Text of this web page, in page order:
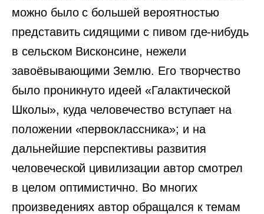
можно было с большей вероятностью
представить сидящими с пивом где-нибудь
в сельском Висконсине, нежели
завоёвывающими Землю. Его творчество
было проникнуто идеей «Галактической
Школы», куда человечество вступает на
положении «первоклассника»; и на
дальнейшие перспективы развития
человеческой цивилизации автор смотрел
в целом оптимистично. Во многих
произведениях автор обращался к темам